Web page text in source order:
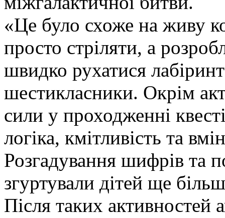
​«Це було схоже на живу
просто стріляти, а
швидко рухатися
шестикласники. ​Окрім
сили у проходженні
логіка, кмітливість та
Розгадування шифрів та
згуртували дітей ще
​Після таких активностей